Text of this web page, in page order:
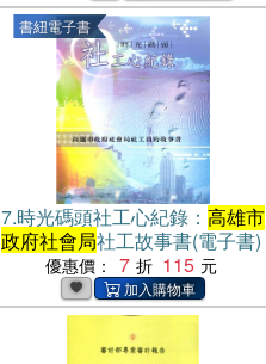
書紐電子書
7.時光碼頭社工心紀錄： 高雄市
政府社會局社工故事書(電子書)
優惠價： 7 115